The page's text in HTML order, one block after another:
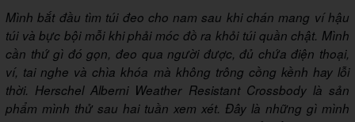
Mình bắt đầu tìm túi đeo cho nam sau khi chán mang ví hậu
túi và bực bội mỗi khi phải móc đồ ra khỏi túi quần chật. Mình
cần thứ gì đó gọn, đeo qua người được, đủ chứa điện thoại,
ví, tai nghe và chìa khóa mà không trông cồng kềnh hay lỗi
thời. Herschel Alberni Weather Resistant Crossbody là sản
phẩm mình thử sau hai tuần xem xét. Đây là những gì mình